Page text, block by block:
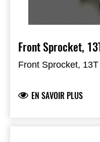
Front Sprocket,
Front Sprocket, 13T
EN SAVOIR PLUS